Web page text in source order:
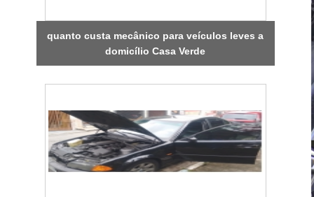
quanto custa mecânico para veículos leves a
domicílio Casa Verde